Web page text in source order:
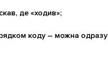
де «ходив»;
коду – можна одразу